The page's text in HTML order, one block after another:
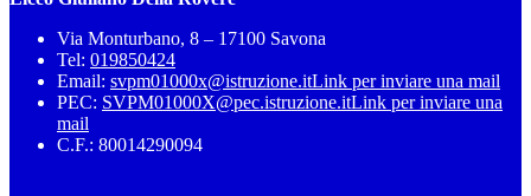
Via Monturbano, 8 – 17100 Savona
Tel: 019850424
Email: svpm01000x@istruzione.itLink per inviare una mail
PEC: SVPM01000X@pec.istruzione.itLink per inviare una
mail
C.F.: 80014290094